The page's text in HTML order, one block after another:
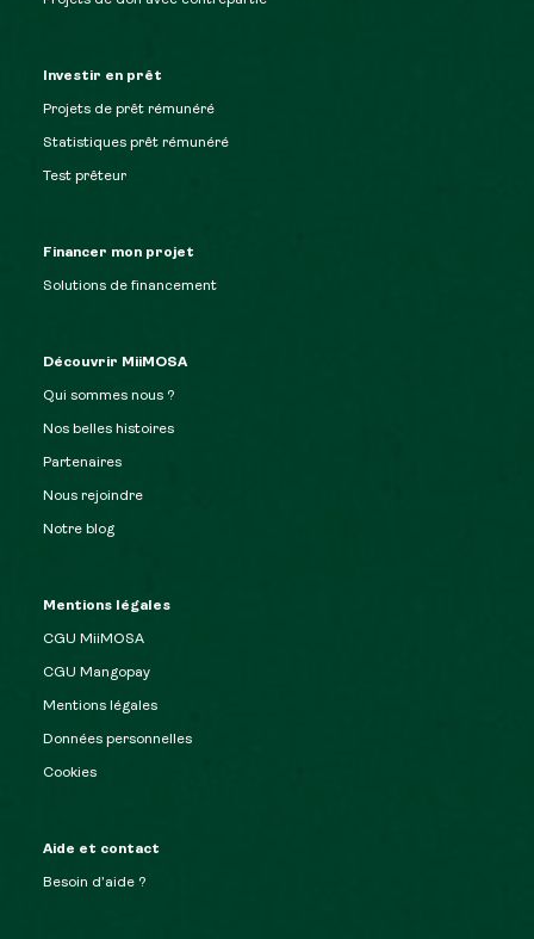
Investir en prêt
Projets de prêt rémunéré
Statistiques prêt rémunéré
Test prêteur
Financer mon projet
Solutions de financement
Découvrir MiiMOSA
Qui sommes nous ?
Nos belles histoires
Partenaires
Nous rejoindre
Notre blog
Mentions légales
CGU MiiMOSA
CGU Mangopay
Mentions légales
Données personnelles
Cookies
Aide et contact
Besoin d’aide ?